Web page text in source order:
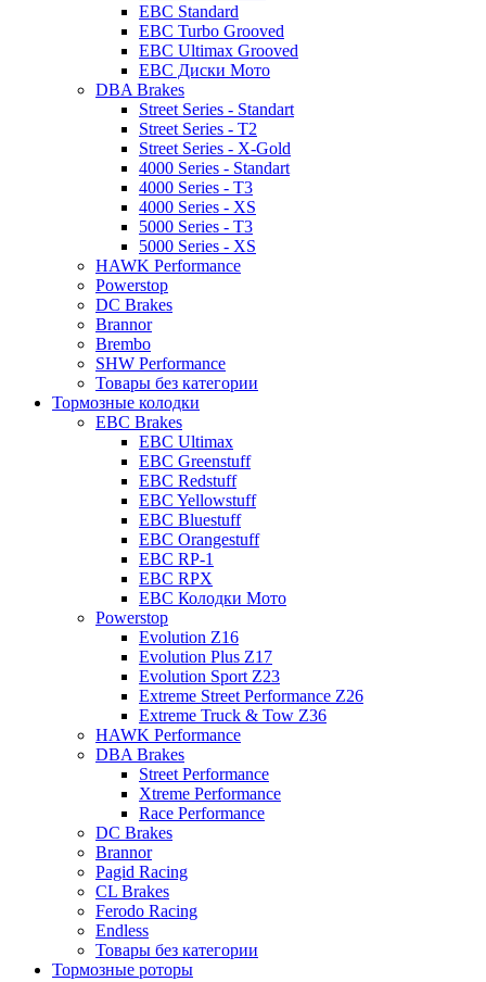
EBC Standard
EBC Turbo Grooved
EBC Ultimax Grooved
EBC Диски Мото
DBA Brakes
Street Series - Standart
Street Series - T2
Street Series - X-Gold
4000 Series - Standart
4000 Series - T3
4000 Series - XS
5000 Series - T3
5000 Series - XS
HAWK Performance
Powerstop
DC Brakes
Brannor
Brembo
SHW Performance
Товары без категории
Тормозные колодки
EBC Brakes
EBC Ultimax
EBC Greenstuff
EBC Redstuff
EBC Yellowstuff
EBC Bluestuff
EBC Orangestuff
EBC RP-1
EBC RPX
EBC Колодки Мото
Powerstop
Evolution Z16
Evolution Plus Z17
Evolution Sport Z23
Extreme Street Performance Z26
Extreme Truck & Tow Z36
HAWK Performance
DBA Brakes
Street Performance
Xtreme Performance
Race Performance
DC Brakes
Brannor
Pagid Racing
CL Brakes
Ferodo Racing
Endless
Товары без категории
Тормозные роторы